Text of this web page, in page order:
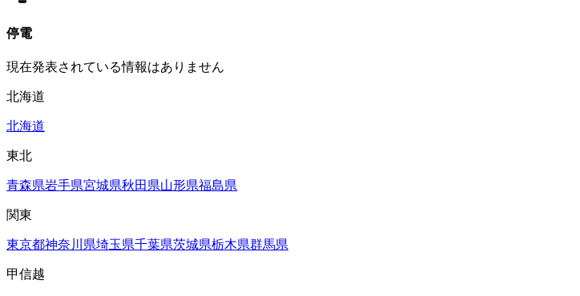
停電
現在発表されている情報はありません
北海道
北海道
東北
青森県岩手県宮城県秋田県山形県福島県
関東
東京都神奈川県埼玉県千葉県茨城県栃木県群馬県
甲信越